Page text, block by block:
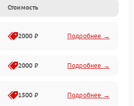
Стоимость
2000 ₽ Подробнее →
2000 ₽ Подробнее →
1500 ₽ Подробнее →